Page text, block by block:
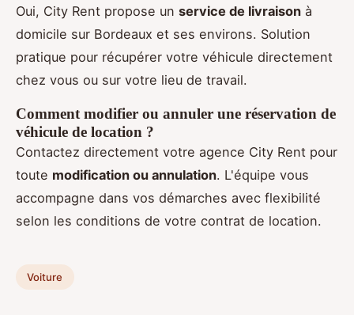
Oui, City Rent propose un service de livraison à
domicile sur Bordeaux et ses environs. Solution
pratique pour récupérer votre véhicule directement
chez vous ou sur votre lieu de travail.
Comment modifier ou annuler une réservation de
véhicule de location ?
Contactez directement votre agence City Rent pour
toute modification ou annulation. L'équipe vous
accompagne dans vos démarches avec flexibilité
selon les conditions de votre contrat de location.
Voiture